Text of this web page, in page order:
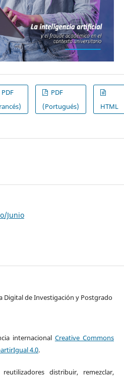
PDF
PDF
(Portugués)
HTML
Junio
Digital de Investigación y Postgrado
internacional Creative Commons
4.0.
distribuir, remezclar,